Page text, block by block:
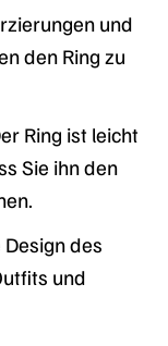
und
den Ring zu
Ring ist leicht
Sie ihn den
des
und